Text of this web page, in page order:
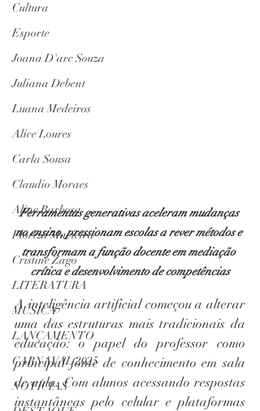
Cultura
Esporte
Joana D'arc Souza
Juliana Debent
Luana Medeiros
Alice Loures
Carla Sousa
Claudio Moraes
Aline Barbosa
Floriza Macieira
Cristine Zago
LITERATURA
MÚSICA
LANÇAMENTO
CARNAVAL 2025
NOTÍCIAS
Ferramentas generativas aceleram mudanças
no ensino, pressionam escolas a rever métodos e
transformam a função docente em mediação
crítica e desenvolvimento de competências
A inteligência artificial começou a alterar
uma das estruturas mais tradicionais da
educação: o papel do professor como
principal fonte de conhecimento em sala
de aula. Com alunos acessando respostas
instantâneas pelo celular e plataformas